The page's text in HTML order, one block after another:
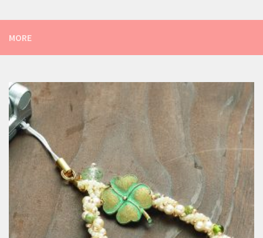
MORE